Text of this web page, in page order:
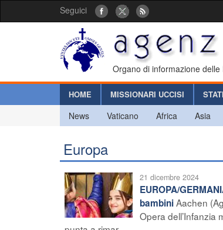
Seguici
Organo di informazione
HOME MISSIONARI UCCISI
News Vaticano Africa Asia
Europa
21 dicembre 2024
EUROPA/
bambiniAachen
Opera dell’Infanzia